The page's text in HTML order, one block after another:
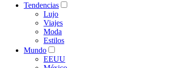
Tendencias
Lujo
Viajes
Moda
Estilos
Mundo
EEUU